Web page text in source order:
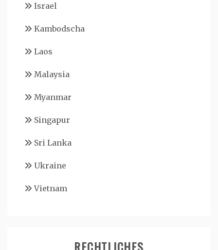
Israel
Kambodscha
Laos
Malaysia
Myanmar
Singapur
Sri Lanka
Ukraine
Vietnam
RECHTLICHES